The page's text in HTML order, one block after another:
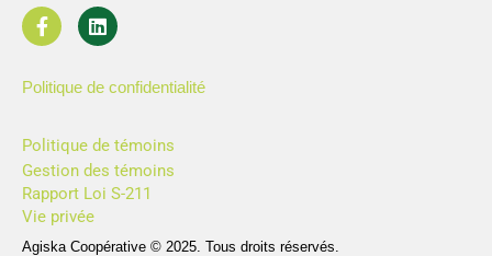
Politique de confidentialité
Politique de témoins
Gestion des témoins
Rapport Loi S-211
Vie privée
Agiska Coopérative © 2025. Tous droits réservés.